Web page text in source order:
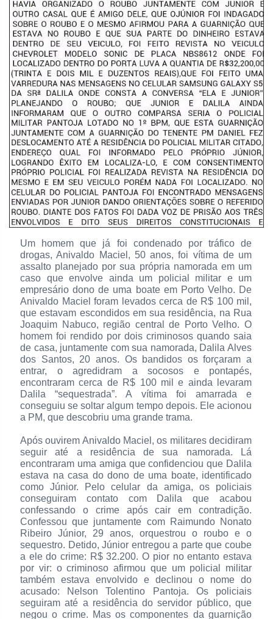
Um homem que já foi condenado por tráfico de
drogas, Anivaldo Maciel, 50 anos, foi vítima de um
assalto planejado por sua própria namorada em um
caso que envolve ainda um policial militar e um
empresário dono de uma boate em Porto Velho. De
Anivaldo Maciel foram levados cerca de R$ 100 mil,
que estavam escondidos em sua residência, na Rua
Joaquim Nabuco, região central de Porto Velho. O
homem foi rendido por dois criminosos quando saia
de casa, juntamente com sua namorada, Dalila Alves
dos Santos, 20 anos. Os bandidos os forçaram a
entrar, o agredidram a socosos e pontapés,
encontraram cerca de R$ 100 mil e ainda levaram
Dalila “sequestrada”. A vítima foi amarrada e
conseguiu se soltar algum tempo depois. Ele acionou
a PM, que descobriu uma grande trama.
Após ouvirem Anivaldo Maciel, os militares decidiram
seguir até a residência de sua namorada. Lá
encontraram uma amiga que confidenciou que Dalila
estava na casa do dono de uma boate, identificado
como Júnior. Pelo celular da amiga, os policiais
conseguiram contato com Dalila que acabou
confessando o crime após cair em contradição.
Confessou que juntamente com Raimundo Nonato
Ribeiro Júnior, 29 anos, orquestrou o roubo e o
sequestro. Detido, Júnior entregou a parte que coube
a ele do crime: R$ 32.200. O pior no entanto estava
por vir: o criminoso afirmou que um policial militar
também estava envolvido e declinou o nome do
acusado: Nelson Tolentino Pantoja. Os policiais
seguiram até a residência do servidor público, que
negou o crime. Mas os componentes da guarnição